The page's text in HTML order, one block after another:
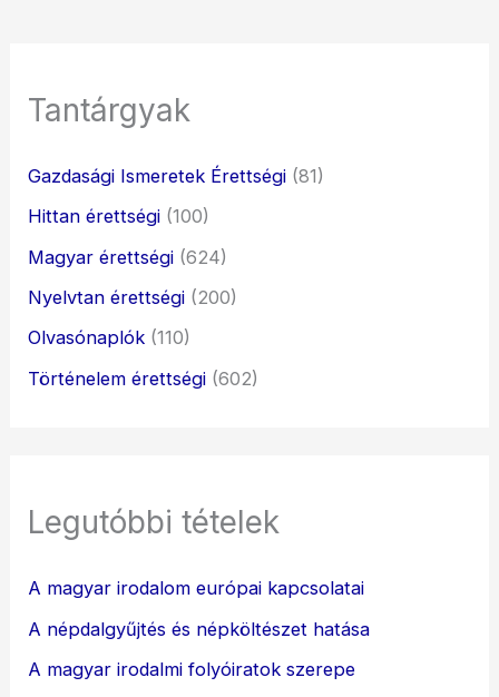
Tantárgyak
Gazdasági Ismeretek Érettségi (81)
Hittan érettségi (100)
Magyar érettségi (624)
Nyelvtan érettségi (200)
Olvasónaplók (110)
Történelem érettségi (602)
Legutóbbi tételek
A magyar irodalom európai kapcsolatai
A népdalgyűjtés és népköltészet hatása
A magyar irodalmi folyóiratok szerepe